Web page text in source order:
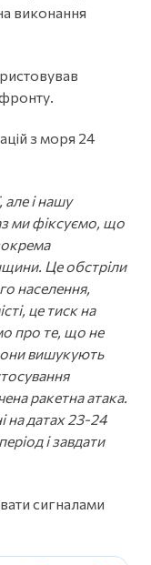
виконання
з моря 24
але і нашу
ми фіксуємо, що
Це обстріли
населення,
це тиск на
про те, що не
вишукують
ракетна атака.
на датах 23-24
і завдати
сигналами